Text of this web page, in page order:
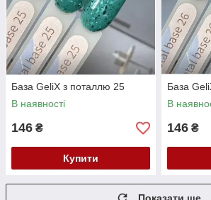
База GeliX з поталлю 25
В наявності
146 ₴
Купити
База
В
146 ₴